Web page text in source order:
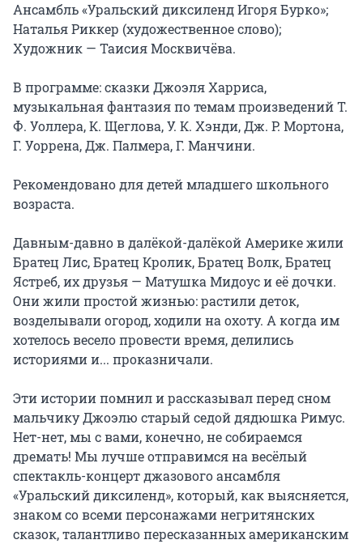
Ансамбль «Уральский диксиленд Игоря Бурко»;
Наталья Риккер (художественное слово);
Художник — Таисия Москвичёва.
В программе: сказки Джоэля Харриса,
музыкальная фантазия по темам произведений Т.
Ф. Уоллера, К. Щеглова, У. К. Хэнди, Дж. Р. Мортона,
Г. Уоррена, Дж. Палмера, Г. Манчини.
Рекомендовано для детей младшего школьного
возраста.
Давным-давно в далёкой-далёкой Америке жили
Братец Лис, Братец Кролик, Братец Волк, Братец
Ястреб, их друзья — Матушка Мидоус и её дочки.
Они жили простой жизнью: растили деток,
возделывали огород, ходили на охоту. А когда им
хотелось весело провести время, делились
историями и... проказничали.
Эти истории помнил и рассказывал перед сном
мальчику Джоэлю старый седой дядюшка Римус.
Нет-нет, мы с вами, конечно, не собираемся
дремать! Мы лучше отправимся на весёлый
спектакль-концерт джазового ансамбля
«Уральский диксиленд», который, как выясняется,
знаком со всеми персонажами негритянских
сказок, талантливо пересказанных американским